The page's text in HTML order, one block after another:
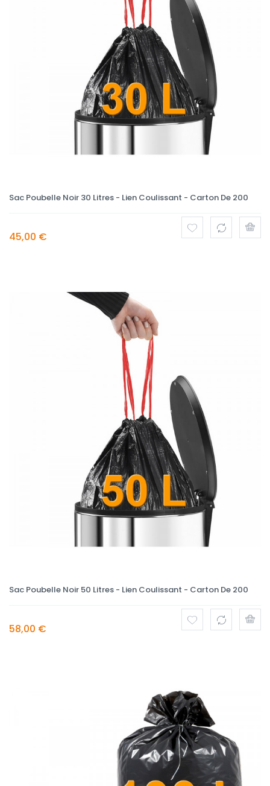
Sac Poubelle Noir 30 Litres - Lien Coulissant - Carton De 200
45,00 €
Sac Poubelle Noir 50 Litres - Lien Coulissant - Carton De 200
58,00 €